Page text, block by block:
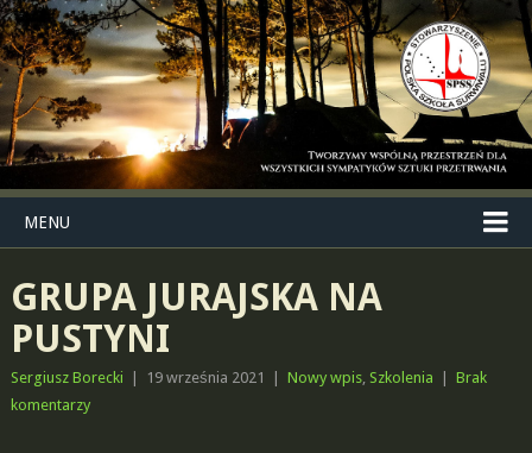
MENU
GRUPA JURAJSKA NA
PUSTYNI
Sergiusz Borecki 19 września 2021 Nowy wpis, Szkolenia
Brak
komentarzy